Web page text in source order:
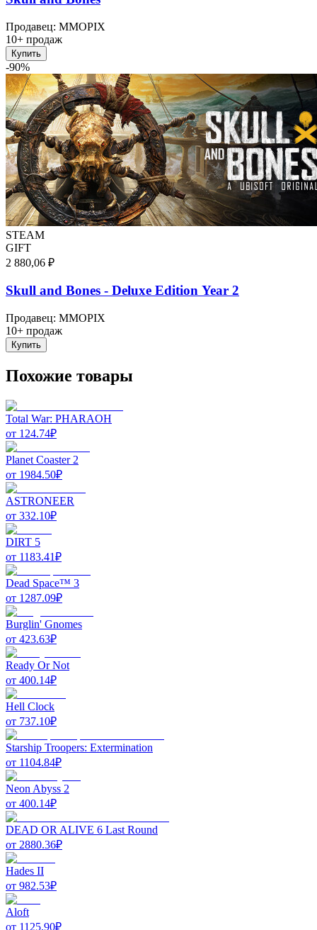
Продавец: MMOPIX
10+ продаж
Купить
-90%
STEAM
GIFT
2 880,06 ₽
Skull and Bones - Deluxe Edition Year 2
Продавец: MMOPIX
10+ продаж
Купить
Похожие товары
Total War: PHARAOH
от 124.74₽
Planet Coaster 2
от 1984.50₽
ASTRONEER
от 332.10₽
DIRT 5
от 1183.41₽
Dead Space™ 3
от 1287.09₽
Burglin' Gnomes
от 423.63₽
Ready Or Not
от 400.14₽
Hell Clock
от 737.10₽
Starship Troopers: Extermination
от 1104.84₽
Neon Abyss 2
от 400.14₽
DEAD OR ALIVE 6 Last Round
от 2880.36₽
Hades II
от 982.53₽
Aloft
от 1125.90₽